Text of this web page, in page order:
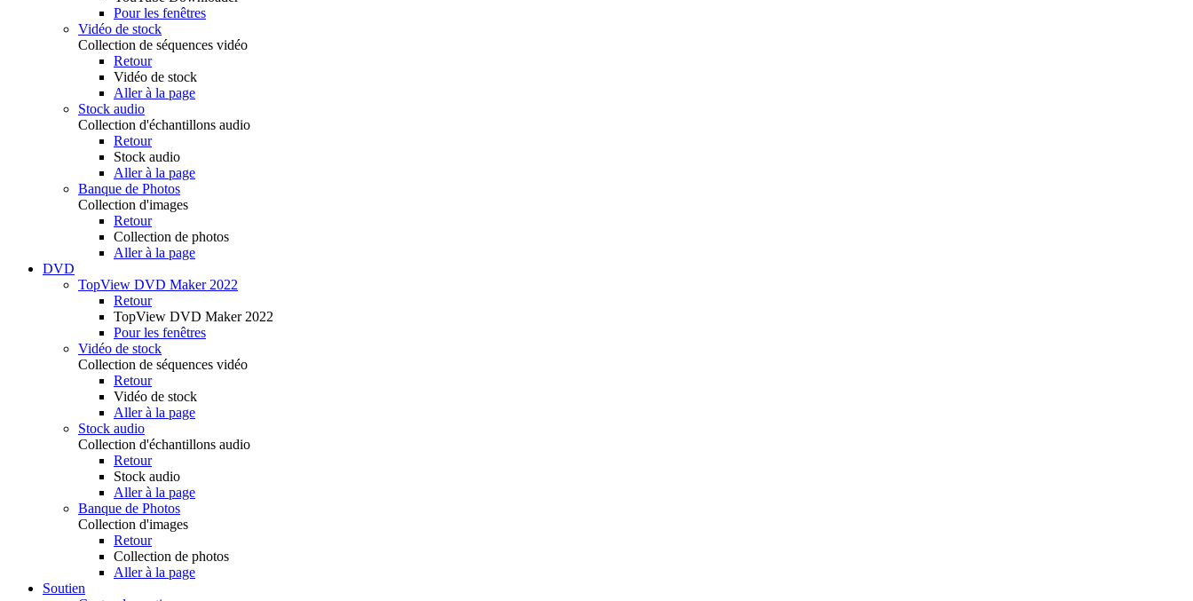
Pour les fenêtres
Vidéo de stock
Collection de séquences vidéo
Retour
Vidéo de stock
Aller à la page
Stock audio
Collection d'échantillons audio
Retour
Stock audio
Aller à la page
Banque de Photos
Collection d'images
Retour
Collection de photos
Aller à la page
DVD
TopView DVD Maker 2022
Retour
TopView DVD Maker 2022
Pour les fenêtres
Vidéo de stock
Collection de séquences vidéo
Retour
Vidéo de stock
Aller à la page
Stock audio
Collection d'échantillons audio
Retour
Stock audio
Aller à la page
Banque de Photos
Collection d'images
Retour
Collection de photos
Aller à la page
Soutien